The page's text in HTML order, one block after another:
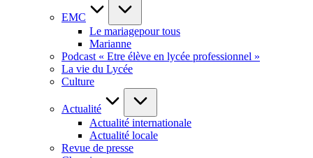
EMC
Le mariagepour tous
Marianne
Podcast « Etre élève en lycée professionnel »
La vie du Lycée
Culture
Actualité
Actualité internationale
Actualité locale
Revue de presse